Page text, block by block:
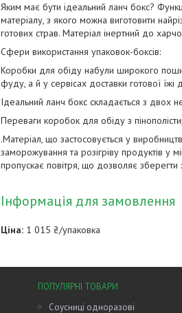
Яким має бути ідеальний ланч бокс?
матеріалу, з якого можна виготовити
готових страв. Матеріал інертний до
Сфери використання упаковок-боксів:
Коробки для обіду набули широкого
фуду, а й у сервісах доставки готової їжі
Ідеальний ланч бокс складається з двох
Переваги коробок для обіду з
.Матеріал, що застосовується у
заморожування та розігріву продуктів у
пропускає повітря, що дозволяє
Інформація для замовлення
Ціна: 1 015 ₴/упаковка
ПОПУЛЯРНІ ТОВАРИ
Соусниці одноразові